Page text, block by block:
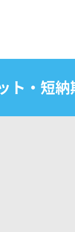
ト・短納